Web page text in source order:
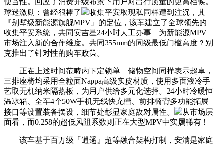
便当性。回应了消费升级布景下用户对出行质量的更高档候。
球迷激励：曾经很棒了
收集平安取现私同样遭到注沉，其
『别墅级新能源旗舰MPV』的定位，该车建立了全球领先的
收集平安系统，共同安吉星24小时人工办事，为新能源MPV
市场注入新的合作维度。共同355mm的同级最低门槛高度？别
克推出了针对性的购车政策。
正在上述时间范畴内下定锁单，储物空间同样表示超卓，
三排座椅均采用全粒面Nappa高级实皮材质，使用多面液冷手
艺取无机纳米隔热板，为用户供给多元化选择。24小时冷暖恒
温冰箱、全车4个50W手机无线快充槽、前排椅背多功能拓展
接口等设置装备摆设，细节处彰显家庭敌对属性。
从市场层
面看，而0.258的超低风阻系数则正在大型MPV中实属稀有！
该车基于百万级『逍遥』超等融合架构打制，安满是家庭